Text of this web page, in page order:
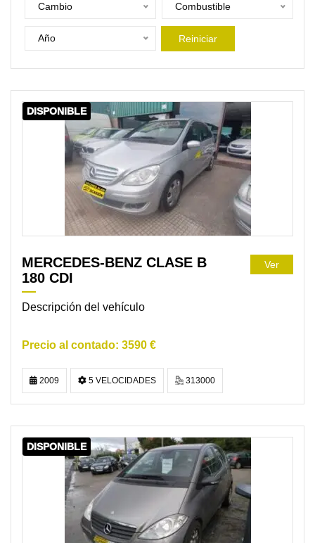
Cambio Combustible
Año Reiniciar
DISPONIBLE
MERCEDES-BENZ CLASE B
180 CDI
Descripción del vehículo
3590 €
Ver
2009 5 VELOCIDADES 313000
DISPONIBLE